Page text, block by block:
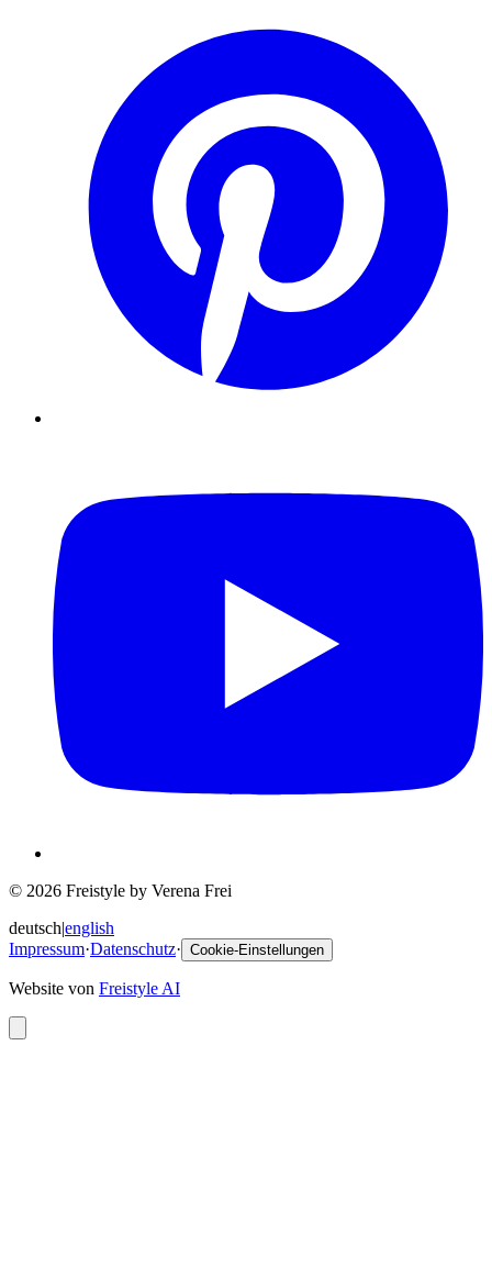
© 2026 Freistyle by Verena Frei
deutsch|english
Impressum·Datenschutz· Cookie-Einstellungen
Website von Freistyle AI